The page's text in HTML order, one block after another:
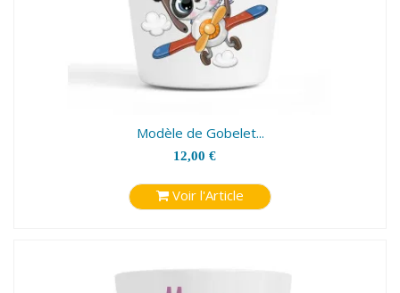
Modèle de Gobelet...
12,00 €
Voir l'Article